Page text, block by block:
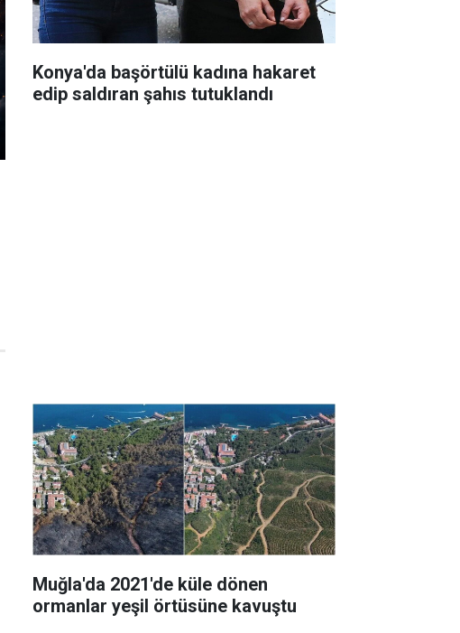
Konya'da başörtülü kadına hakaret
edip saldıran şahıs tutuklandı
Muğla'da 2021'de küle dönen
ormanlar yeşil örtüsüne kavuştu